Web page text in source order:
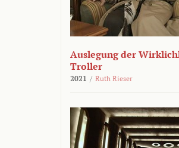
Auslegung der
Troller
2021 / Ruth Rieser